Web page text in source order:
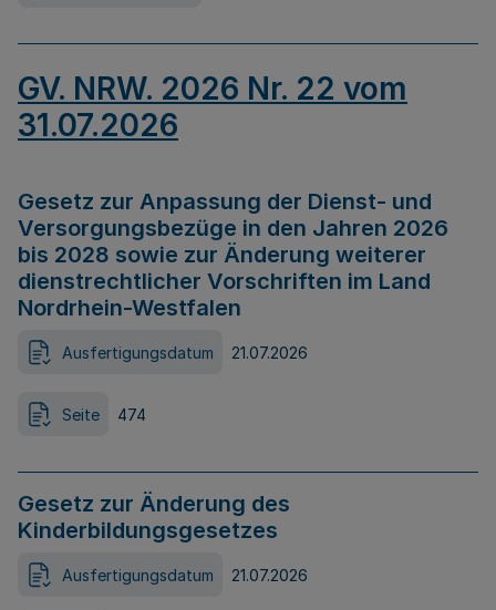
GV. NRW. 2026 Nr. 22 vom
31.07.2026
Gesetz zur Anpassung der Dienst- und
Versorgungsbezüge in den Jahren 2026
bis 2028 sowie zur Änderung weiterer
dienstrechtlicher Vorschriften im Land
Nordrhein-Westfalen
Ausfertigungsdatum 21.07.2026
Seite 474
Gesetz zur Änderung des
Kinderbildungsgesetzes
Ausfertigungsdatum 21.07.2026